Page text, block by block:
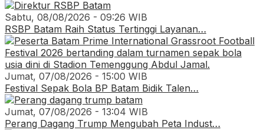
Sabtu, 08/08/2026 - 09:26 WIB
RSBP Batam Raih Status Tertinggi Layanan…
Jumat, 07/08/2026 - 15:00 WIB
Festival Sepak Bola BP Batam Bidik Talen…
Jumat, 07/08/2026 - 13:04 WIB
Perang Dagang Trump Mengubah Peta Indust…